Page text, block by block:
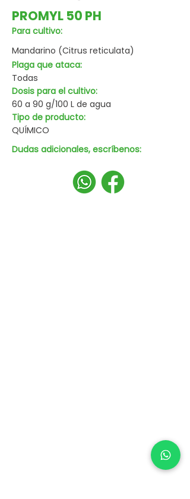
PROMYL 50 PH
Para cultivo:
Mandarino (Citrus reticulata)
Plaga que ataca:
Todas
Dosis para el cultivo:
60 a 90 g/100 L de agua
Tipo de producto:
QUÍMICO
Dudas adicionales, escríbenos: